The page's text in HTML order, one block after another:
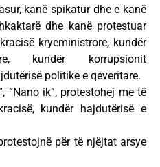
kanë spikatur dhe e kanë
dhe kanë protestuar
kryeministrore, kundër
kundër korrupsionit
politike e qeveritare.
“Nano ik”, protestohej me të
kundër hajdutërisë e
për të njëjtat arsye